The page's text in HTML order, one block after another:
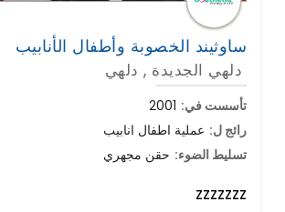
ساوثيند الخصوبة وأطفال الأنابيب
دلهي الجديدة , دلهي
تأسست في: 2001
رائج ل: عملية اطفال انابيب
تسليط الضوء: حقن مجهري
zzzzzzz